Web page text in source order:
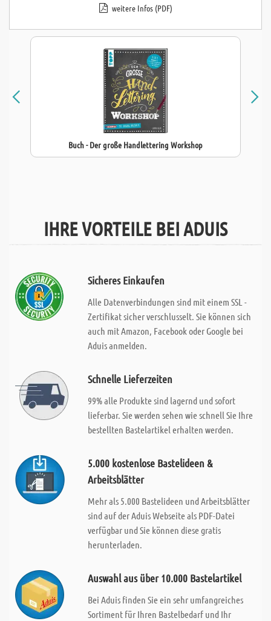
weitere Infos (PDF)
Buch - Der große Handlettering Workshop
IHRE VORTEILE BEI ADUIS
Sicheres Einkaufen
Alle Datenverbindungen sind mit einem SSL -
Zertifikat sicher verschlusselt. Sie können sich
auch mit Amazon, Facebook oder Google bei
Aduis anmelden.
Schnelle Lieferzeiten
99% alle Produkte sind lagernd und sofort
lieferbar. Sie werden sehen wie schnell Sie Ihre
bestellten Bastelartikel erhalten werden.
5.000 kostenlose Bastelideen &
Arbeitsblätter
Mehr als 5.000 Bastelideen und Arbeitsblätter
sind auf der Aduis Webseite als PDF-Datei
verfügbar und Sie können diese gratis
herunterladen.
Auswahl aus über 10.000 Bastelartikel
Bei Aduis finden Sie ein sehr umfangreiches
Sortiment für Ihren Bastelbedarf und Ihr